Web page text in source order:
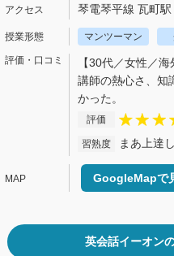
琴電琴平線 瓦町
マンツーマン
【30代／女性／
講師の熱心さ、知
かった。
評価
習熟度 まあ上達
GoogleMapで
英会話イーオン